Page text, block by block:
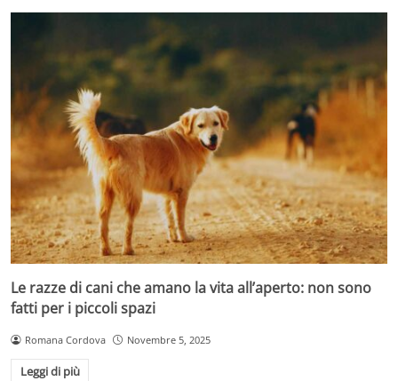
Le razze di cani che amano la vita all’aperto: non sono
fatti per i piccoli spazi
Romana Cordova Novembre 5, 2025
Leggi di più